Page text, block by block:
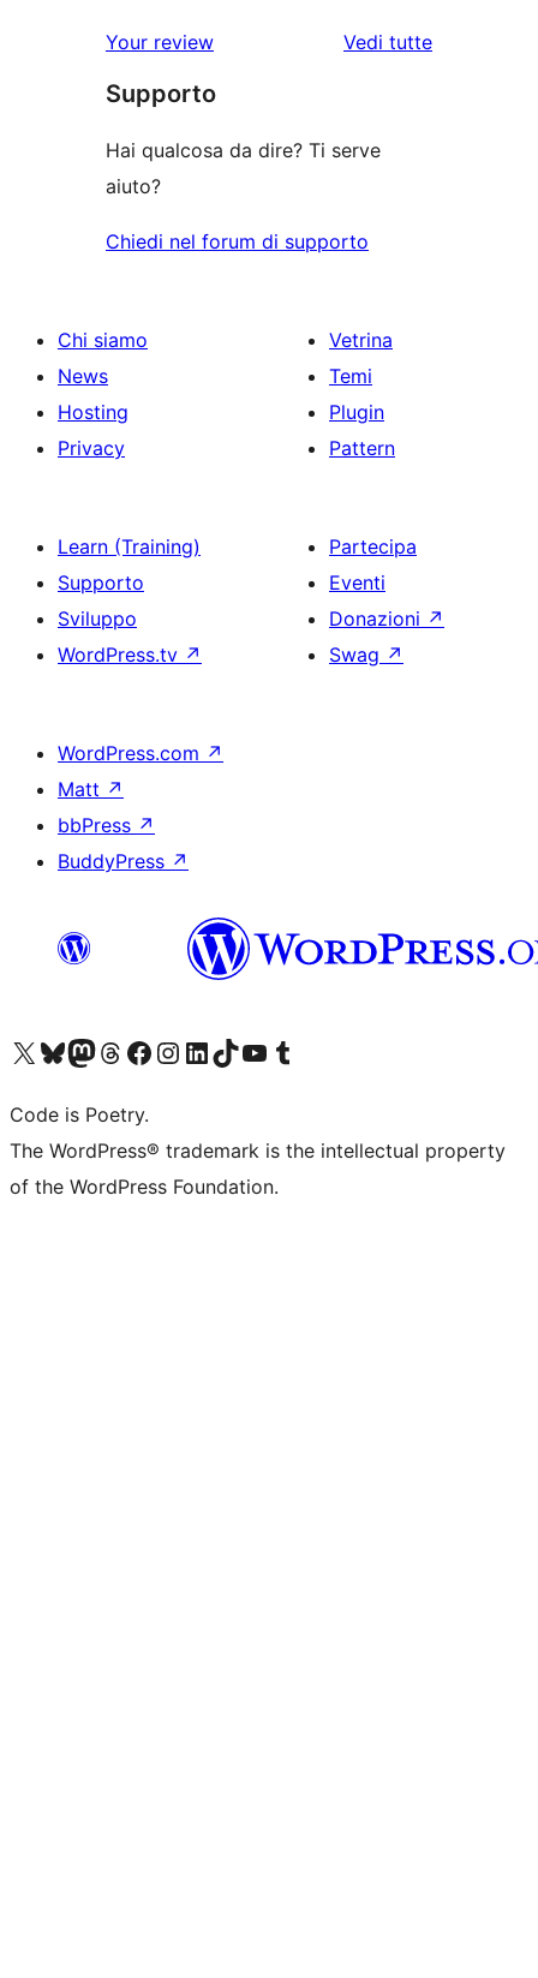
Your review Vedi tuttele
Supporto
Hai qualcosa da dire? Ti serve
aiuto?
Chiedi nel forum di supporto
Chi siamo
News
Hosting
Privacy
Vetrina
Temi
Plugin
Pattern
Learn (Training)
Supporto
Sviluppo
WordPress.tv ↗
Partecipa
Eventi
Donazioni ↗
Swag ↗
WordPress.com ↗
Matt ↗
bbPress ↗
BuddyPress ↗
Visita il nostro account X (ex Twitter)
Visita il nostro account Bluesky
Visita il nostro account Mastodon
Visita il nostro account Threads
Visita la nostra pagina Facebook
Visita il nostro account Instagram
Visita il nostro account LinkedIn
Visita il nostro account TikTok
Visita il nostro canale YouTube
Visita il nostro account Tumblr
Code is Poetry.
The WordPress® trademark is the intellectual property
of the WordPress Foundation.